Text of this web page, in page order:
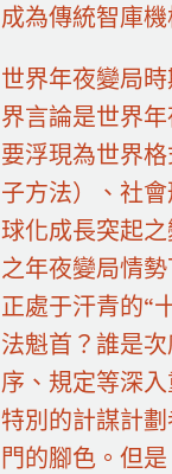
成為傳統智庫
世界年夜變局
界言論是世界
要浮現為世界
子方法）、社
球化成長突起
之年夜變局情
正處于汗青的“
法魁首？誰是
序、規定等深
特別的計謀計
門的腳色。但